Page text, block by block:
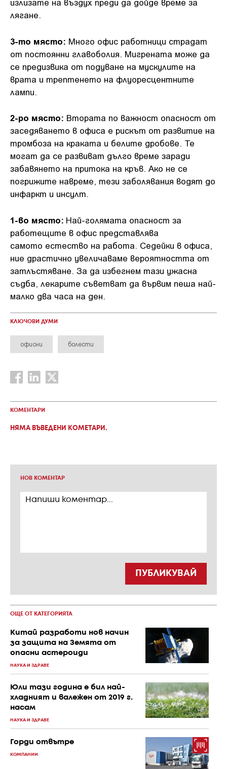
излизате на въздух преди да дойде време за
лягане.
3-то място: Много офис работници страдат
от постоянни главоболия. Мигрената може да
се предизвика от подуване на мускулите на
врата и трептенето на флуоресцентните
лампи.
2-ро място: Втората по важност опасност от
заседяването в офиса е рискът от развитие на
тромбоза на краката и белите дробове. Те
могат да се развиват дълго време заради
забавянето на притока на кръв. Ако не се
погрижите навреме, тези заболявания водят до
инфаркт и инсулт.
1-во място: Най-голямата опасност за
работещите в офис представлява
самото естество на работа. Седейки в офиса,
ние драстично увеличаваме вероятността от
затлъстяване. За да избегнем тази ужасна
съдба, лекарите съветват да вървим пеша най-
малко два часа на ден.
КЛЮЧОВИ ДУМИ
офисни болести
КОМЕНТАРИ
НЯМА ВЪВЕДЕНИ КОМЕТАРИ.
НОВ КОМЕНТАР
ПУБЛИКУВАЙ
ОЩЕ ОТ КАТЕГОРИЯТА
Китай разработи нов начин
за защита на Земята от
опасни астероиди
НАУКА И ЗДРАВЕ
Юли тази година е бил най-
хладният и валежен от 2019 г.
насам
НАУКА И ЗДРАВЕ
Горди отвътре
КОМПАНИИ